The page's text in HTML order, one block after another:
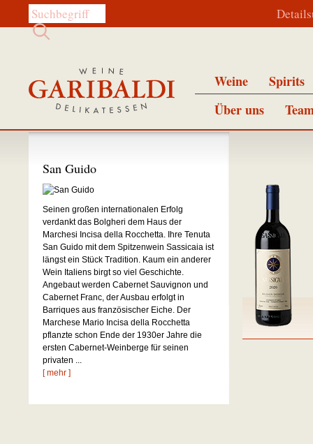
Diese Website durchsuchen:
Weine
Spirits
Über uns
San Guido
Seinen großen internationalen Erfolg
verdankt das Bolgheri dem Haus der
Marchesi Incisa della Rocchetta. Ihre Tenuta
San Guido mit dem Spitzenwein Sassicaia ist
längst ein Stück Tradition. Kaum ein anderer
Wein Italiens birgt so viel Geschichte.
Angebaut werden Cabernet Sauvignon und
Cabernet Franc, der Ausbau erfolgt in
Barriques aus französischer Eiche. Der
Marchese Mario Incisa della Rocchetta
pflanzte schon Ende der 1930er Jahre die
ersten Cabernet-Weinberge für seinen
privaten ...
[ mehr ]